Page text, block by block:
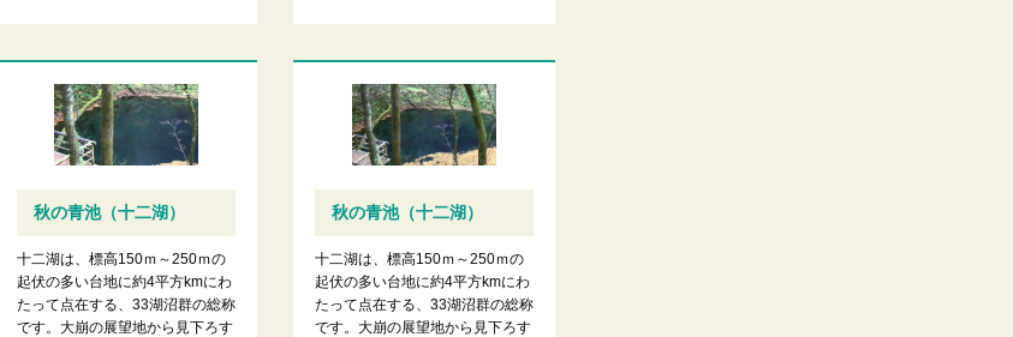
秋の青池（十二湖）
十二湖は、標高150ｍ～250ｍの
起伏の多い台地に約4平方kmにわ
たって点在する、33湖沼群の総称
です。大崩の展望地から見下ろす
秋の青池（十二湖）
十二湖は、標高150ｍ～250ｍの
起伏の多い台地に約4平方kmにわ
たって点在する、33湖沼群の総称
です。大崩の展望地から見下ろす